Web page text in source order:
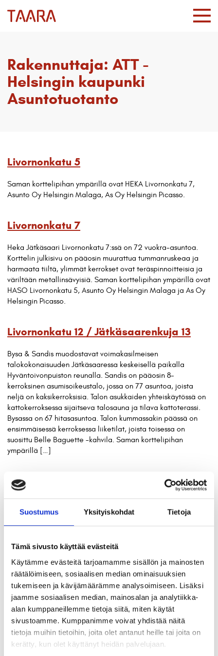
Suostumus Yksityiskohdat Tietoja
Tämä sivusto käyttää evästeitä
Käytämme evästeitä tarjoamamme sisällön ja mainosten
räätälöimiseen, sosiaalisen median ominaisuuksien
tukemiseen ja kävijämäärämme analysoimiseen. Lisäksi
jaamme sosiaalisen median, mainosalan ja analytiikka-
alan kumppaneillemme tietoja siitä, miten käytät
sivustoamme. Kumppanimme voivat yhdistää näitä
tietoja muihin tietoihin, joita olet antanut heille tai joita on
kerätty, kun olet käyttänyt heidän palvelujaan.
Rakennuttaja: ATT -
Helsingin kaupunki
Asuntotuotanto
Livornonkatu 5
Saman korttelipihan ympärillä ovat HEKA Livornonkatu 7,
Asunto Oy Helsingin Malaga, As Oy Helsingin Picasso.
Livornonkatu 7
Heka Jätkäsaari Livornonkatu 7:ssä on 72 vuokra-asuntoa.
Korttelin julkisivu on pääosin muurattua tummanruskeaa ja
harmaata tiiltä, ylimmät kerrokset ovat teräspinnoitteisia ja
väriltään metallinsävyisiä. Saman korttelipihan ympärillä ovat
HASO Livornonkatu 5, Asunto Oy Helsingin Malaga ja As Oy
Helsingin Picasso.
Livornonkatu 12 / Jätkäsaarenkuja 13
Bysa & Sandis muodostavat voimakasilmeisen
talokokonaisuuden Jätkäsaaressa keskeisellä paikalla
Hyväntoivonpuiston reunalla. Sandis on pääosin 8-
kerroksinen asumisoikeustalo, jossa on 77 asuntoa, joista
neljä on kaksikerroksisia. Talon asukkaiden yhteiskäytössä on
kattokerroksessa sijaitseva talosauna ja tilava kattoterassi.
Bysassa on 67 hitasasuntoa. Talon kummassakin päässä on
ensimmäisessä kerroksessa liiketilat, joista toisessa on
suosittu Belle Baguette -kahvila. Saman korttelipihan
ympärillä […]
Saukontori 2
suunnittelu- ja tarjouskilpailussa arviointiryhmä päätti antaa
kunniamaininnan ehdotukselle ”Pyrstötähti”, jonka tekijänä on
tekijöinä Kirsi Korhonen ja Mika Penttinen. ”Pyrstötähden
luovat lamellitaloon poikkeuksellisen vivahteikkaita ja
valoisia asuntopohjia. Tyylikäs julkisivu, jossa kaksi kerrosta on
ikkuna-aukotuksella nivottu yhteen, tuo paikkaan […]
Länsisatamankatu 23
ATT – Helsingin asuntotuotantotoimisto järjesti vuonna 2009